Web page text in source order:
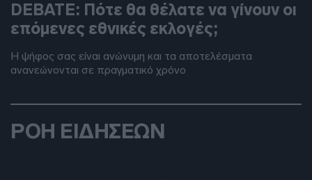
DEBATE: Πότε θα θέλατε να γίνουν οι
επόμενες εθνικές εκλογές;
Η ψήφος σας είναι ανώνυμη και τα αποτελέσματα
ανανεώνονται σε πραγματικό χρόνο
ΡΟΗ ΕΙΔΗΣΕΩΝ